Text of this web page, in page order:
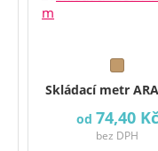
Skládací metr
od 74,40 Kč
bez DPH